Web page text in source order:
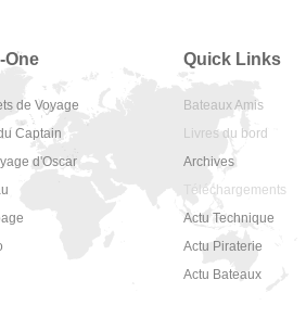
One
de Voyage
Captain
d'Oscar
Quick Links
Bateaux Amis
Livres du bord
Archives
Téléchargements
Actu Technique
Actu Piraterie
Actu Bateaux